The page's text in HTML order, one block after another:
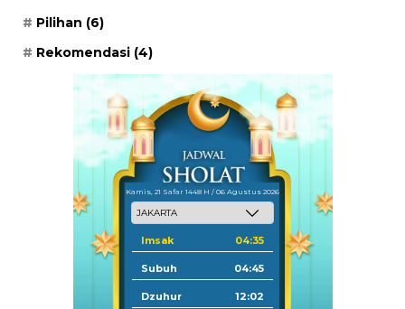
Pilihan (6)
Rekomendasi (4)
Kamis, 21 Safar 1448 H / 06 Agustus 2026
Imsak 04:35
Subuh 04:45
Dzuhur 12:02